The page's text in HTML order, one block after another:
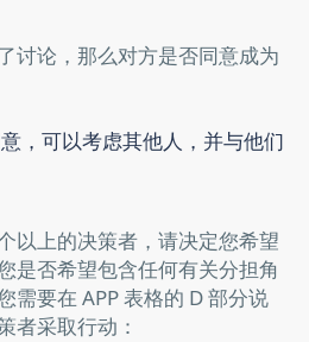
讨论，那么对方是否同意成为
，可以考虑其他人，并与他们
以上的决策者，请决定您希望
是否希望包含任何有关分担角
需要在 APP 表格的 D 部分说
者采取行动：